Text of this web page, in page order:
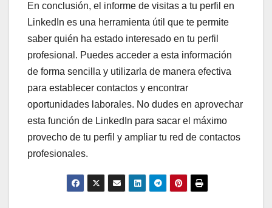
En conclusión, el informe de visitas a tu perfil en
LinkedIn es una herramienta útil que te permite
saber quién ha estado interesado en tu perfil
profesional. Puedes acceder a esta información
de forma sencilla y utilizarla de manera efectiva
para establecer contactos y encontrar
oportunidades laborales. No dudes en aprovechar
esta función de LinkedIn para sacar el máximo
provecho de tu perfil y ampliar tu red de contactos
profesionales.